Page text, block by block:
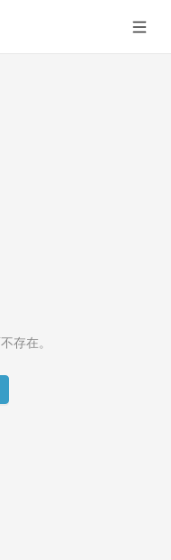
存在。